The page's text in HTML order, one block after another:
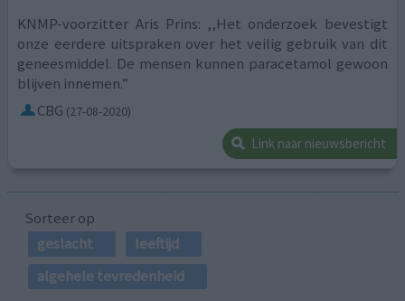
KNMP-voorzitter Aris Prins: ,,Het onderzoek bevestigt
onze eerdere uitspraken over het veilig gebruik van dit
geneesmiddel. De mensen kunnen paracetamol gewoon
blijven innemen.”
CBG (27-08-2020)
Link naar nieuwsbericht
Sorteer op
geslacht
leeftijd
algehele tevredenheid